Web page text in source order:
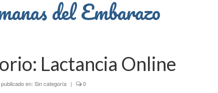
del Embarazo
Lactancia Online
publicado en: Sin categoría | 0